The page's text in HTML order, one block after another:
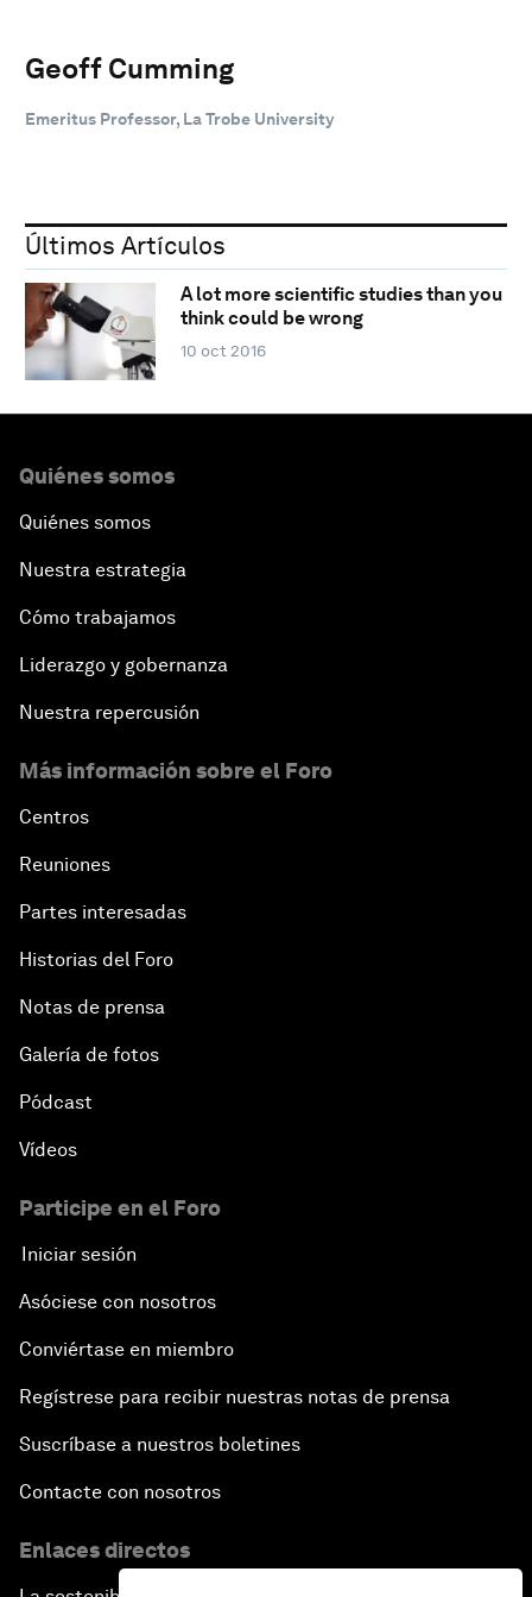
Geoff Cumming
Emeritus Professor, La Trobe University
Últimos Artículos
A lot more scientific studies than you
think could be wrong
10 oct 2016
Quiénes somos
Quiénes somos
Nuestra estrategia
Cómo trabajamos
Liderazgo y gobernanza
Nuestra repercusión
Más información sobre el Foro
Centros
Reuniones
Partes interesadas
Historias del Foro
Notas de prensa
Galería de fotos
Pódcast
Vídeos
Participe en el Foro
Iniciar sesión
Asóciese con nosotros
Conviértase en miembro
Regístrese para recibir nuestras notas de prensa
Suscríbase a nuestros boletines
Contacte con nosotros
Enlaces directos